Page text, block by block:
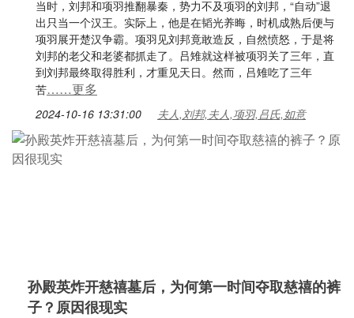
当时，刘邦和项羽推翻暴秦，势力不及项羽的刘邦，“自动”退
出只当一个汉王。实际上，他是在韬光养晦，时机成熟后便与
项羽展开楚汉争霸。项羽见刘邦竟敢造反，自然愤怒，于是将
刘邦的老父和老婆都抓走了。吕雉就这样被项羽关了三年，直
到刘邦最终取得胜利，才重见天日。然而，吕雉吃了三年
苦……更多
2024-10-16 13:31:00 夫人,刘邦,夫人,项羽,吕氏,如意
孙殿英炸开慈禧墓后，为何第一时间夺取慈禧的裤
子？原因很现实